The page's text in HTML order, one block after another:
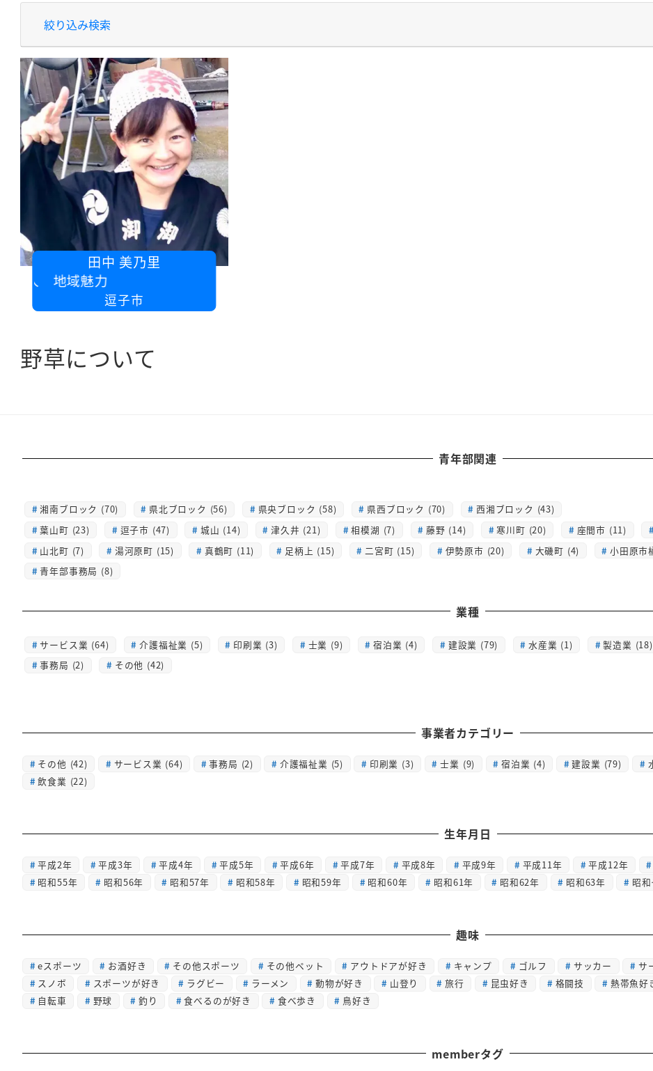
絞り込み検索
田中 美乃里
地域魅力
逗子市
野草について
青年部関連
湘南ブロック (70) 県北ブロック (56) 県央ブロック (58) 県西ブロック (70)
西湘ブロック (43)
葉山町 (23)
逗子市 (47) 城山 (14) 津久井 (21) 相模湖 (7) 藤野 (14) 寒川町 (20) 座間市 (11)
山北町 (7)
湯河原町 (15) 真鶴町 (11) 足柄上 (15) 二宮町 (15) 伊勢原市 (20) 大磯町 (4)
小田原市
青年部事務局 (8)
業種
サービス業 (64) 介護福祉業 (5) 印刷業 (3) 士業 (9) 宿泊業 (4) 建設業 (79) 水産業 (1) 製造業 (18)
事務局 (2)
その他 (42)
事業者カテゴリー
その他 (42) サービス業 (64) 事務局 (2) 介護福祉業 (5) 印刷業 (3) 士業 (9) 宿泊業 (4) 建設業 (79)
飲食業 (22)
生年月日
平成2年 平成3年 平成4年 平成5年 平成6年 平成7年 平成8年 平成9年 平成11年 平成12年
昭和55年
昭和56年 昭和57年 昭和58年 昭和59年 昭和60年 昭和61年 昭和62年 昭和63年 昭
趣味
eスポーツ お酒好き その他スポーツ その他ペット アウトドアが好き キャンプ ゴルフ サッカー サ
スノボ
スポーツが好き ラグビー ラーメン 動物が好き 山登り 旅行 昆虫好き 格闘技 熱帯魚好
自転車
野球 釣り 食べるのが好き 食べ歩き 鳥好き
memberタグ